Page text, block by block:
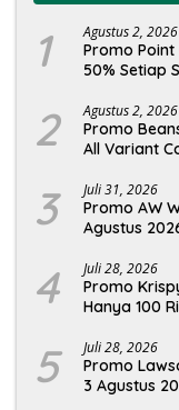
1 Agustus 2, 2026
Promo
50% Setiap
2 Agustus 2, 2026
Promo
All Variant
3 Juli 31, 2026
Promo AW
Agustus
4 Juli 28, 2026
Promo
Hanya 100
5 Juli 28, 2026
Promo
3 Agustus